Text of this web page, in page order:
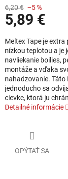
6,20 € –5 %
5,89 €
Jednotková cena:
Meltex Tape je
nízkou teplotou a je
navliekanie boilies,
montáže a vďaka
nahadzovanie. Táto
jednoducho sa
cievke, ktorá ju
Detailné informácie
OPÝTAŤ SA